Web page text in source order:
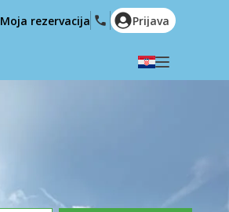
English (US)
Moja rezervacija Prijava